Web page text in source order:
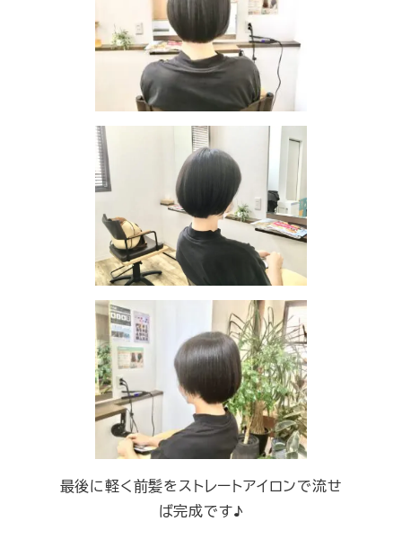
最後に軽く前髪をストレートアイロンで流せ
ば完成です♪